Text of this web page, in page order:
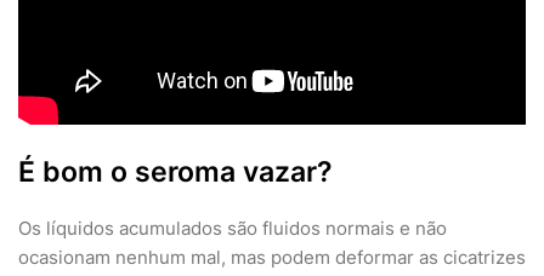
É bom o seroma vazar?
Os líquidos acumulados são fluidos normais e não
ocasionam nenhum mal, mas podem deformar as cicatrizes